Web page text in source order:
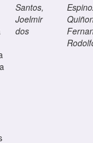
Santos,
Joelmir
dos